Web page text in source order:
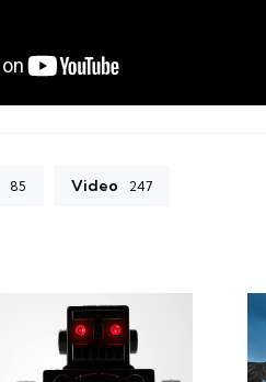
85 Video 247